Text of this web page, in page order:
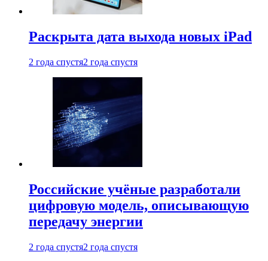
Раскрыта дата выхода новых iPad
2 года спустя2 года спустя
Российские учёные разработали
цифровую модель, описывающую
передачу энергии
2 года спустя2 года спустя